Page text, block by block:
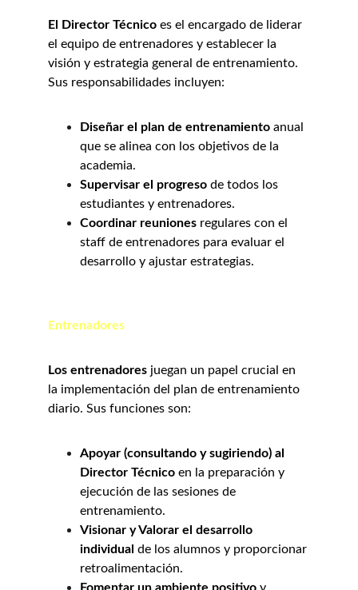
El Director Técnico es el encargado de liderar
el equipo de entrenadores y establecer la
visión y estrategia general de entrenamiento.
Sus responsabilidades incluyen:
Diseñar el plan de entrenamiento anual
que se alinea con los objetivos de la
academia.
Supervisar el progreso de todos los
estudiantes y entrenadores.
Coordinar reuniones regulares con el
staff de entrenadores para evaluar el
desarrollo y ajustar estrategias.
Entrenadores
Los entrenadores juegan un papel crucial en
la implementación del plan de entrenamiento
diario. Sus funciones son:
Apoyar (consultando y sugiriendo) al
Director Técnico en la preparación y
ejecución de las sesiones de
entrenamiento.
Visionar y Valorar el desarrollo
individual de los alumnos y proporcionar
retroalimentación.